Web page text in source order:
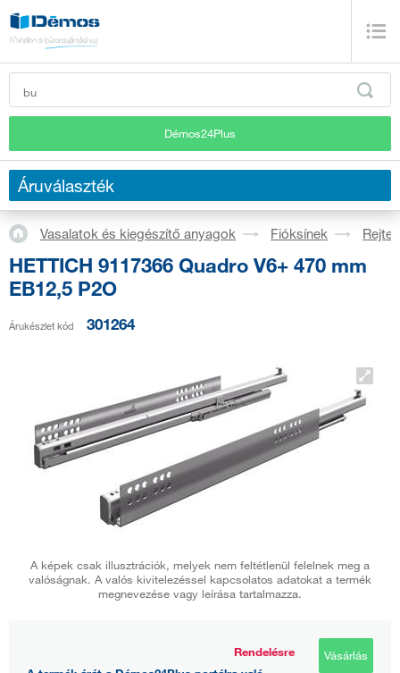
Démos24Plus
Áruválaszték
Vasalatok és kiegészítő anyagok Fióksínek
HETTICH 9117366 Quadro V6+ 470 mm
EB12,5 P2O
Árukészlet kód 301264
A képek csak illusztrációk, melyek nem feltétlenül felelnek meg a
valóságnak. A valós kivitelezéssel kapcsolatos adatokat a termék
megnevezése vagy leírása tartalmazza.
Rendelésre
Vásárlás